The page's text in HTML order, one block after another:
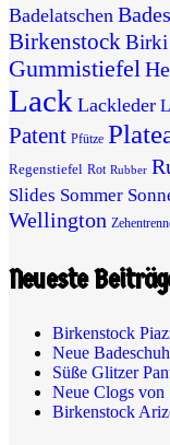
Badelatschen
BirkenstockBirki
Gummistiefel
Lack Lackleder
Patent Pfütze
Regenstiefel Rot Rubber
Slides Sommer
Wellington
Neueste
Birkenstock
Neue
Süße Glitzer
Neue Clogs von
Birkenstock